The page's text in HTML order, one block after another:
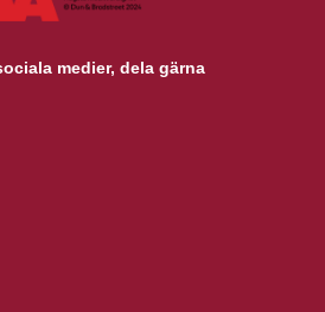
medier, dela gärna